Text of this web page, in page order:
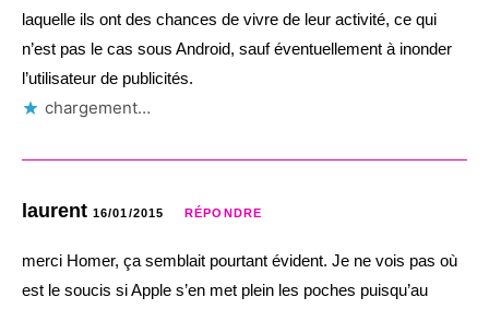
laquelle ils ont des chances de vivre de leur activité, ce qui
n’est pas le cas sous Android, sauf éventuellement à inonder
l’utilisateur de publicités.
chargement…
laurent 16/01/2015 RÉPONDRE
merci Homer, ça semblait pourtant évident. Je ne vois pas où
est le soucis si Apple s’en met plein les poches puisqu’au